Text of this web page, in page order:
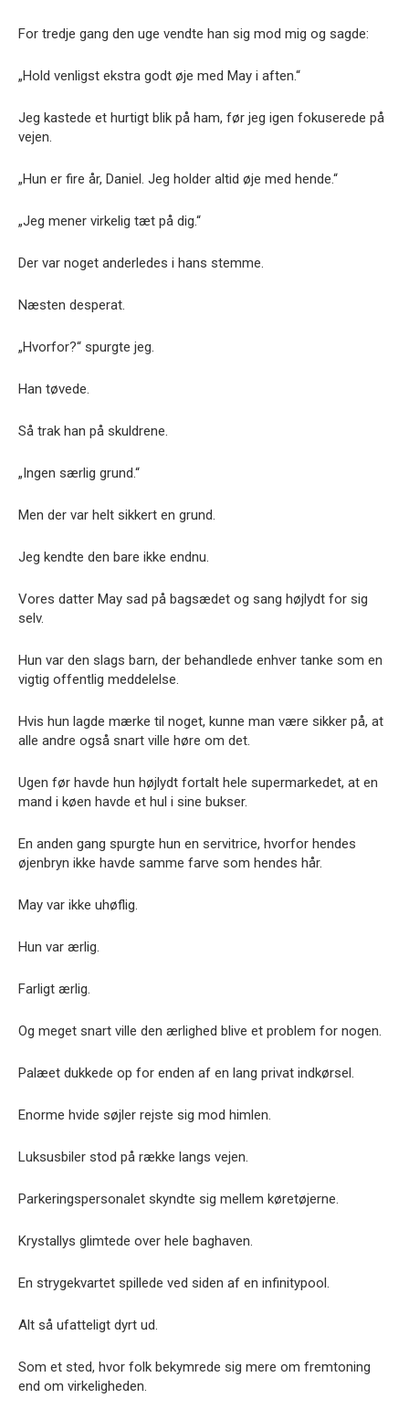
For tredje gang den uge vendte han sig mod mig og sagde:
„Hold venligst ekstra godt øje med May i aften.“
Jeg kastede et hurtigt blik på ham, før jeg igen fokuserede på
vejen.
„Hun er fire år, Daniel. Jeg holder altid øje med hende.“
„Jeg mener virkelig tæt på dig.“
Der var noget anderledes i hans stemme.
Næsten desperat.
„Hvorfor?“ spurgte jeg.
Han tøvede.
Så trak han på skuldrene.
„Ingen særlig grund.“
Men der var helt sikkert en grund.
Jeg kendte den bare ikke endnu.
Vores datter May sad på bagsædet og sang højlydt for sig
selv.
Hun var den slags barn, der behandlede enhver tanke som en
vigtig offentlig meddelelse.
Hvis hun lagde mærke til noget, kunne man være sikker på, at
alle andre også snart ville høre om det.
Ugen før havde hun højlydt fortalt hele supermarkedet, at en
mand i køen havde et hul i sine bukser.
En anden gang spurgte hun en servitrice, hvorfor hendes
øjenbryn ikke havde samme farve som hendes hår.
May var ikke uhøflig.
Hun var ærlig.
Farligt ærlig.
Og meget snart ville den ærlighed blive et problem for nogen.
Palæet dukkede op for enden af en lang privat indkørsel.
Enorme hvide søjler rejste sig mod himlen.
Luksusbiler stod på række langs vejen.
Parkeringspersonalet skyndte sig mellem køretøjerne.
Krystallys glimtede over hele baghaven.
En strygekvartet spillede ved siden af en infinitypool.
Alt så ufatteligt dyrt ud.
Som et sted, hvor folk bekymrede sig mere om fremtoning
end om virkeligheden.